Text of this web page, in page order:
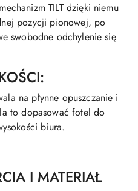
TILT dzięki niemu
pozycji pionowej, po
swobodne odchylenie się
na płynne opuszczanie i
to dopasować fotel do
biura.
I MATERIAŁ